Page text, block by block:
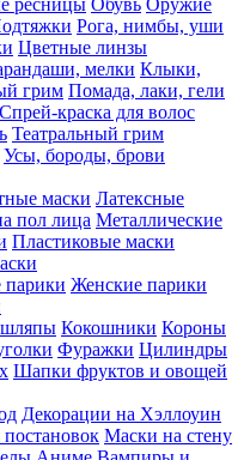
ресницы Обувь Оружие
Рога, нимбы, уши
Цветные линзы
мелки Клыки,
грим Помада, лаки, гели
Спрей-краска для волос
Театральный грим
Усы, бороды, брови
маски Латексные
пол лица Металлические
Пластиковые маски
парики Женские парики
шляпы Кокошники Короны
Фуражки Цилиндры
Шапки фруктов и овощей
Декорации на Хэллоуин
Маски на стену